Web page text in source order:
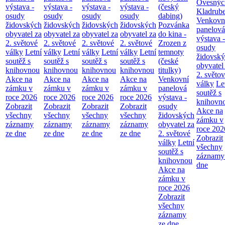
výstava -
osudy
židovských
obyvatel za
2. světové
války Letní
soutěž s
knihovnou
Akce na
zámku v
roce 2026
Zobrazit
všechny
záznamy
ze dne
výstava -
osudy
židovských
obyvatel za
2. světové
války Letní
soutěž s
knihovnou
Akce na
zámku v
roce 2026
Zobrazit
všechny
záznamy
ze dne
výstava -
osudy
židovských
obyvatel za
2. světové
války Letní
soutěž s
knihovnou
Akce na
zámku v
roce 2026
Zobrazit
všechny
záznamy
ze dne
výstava -
osudy
židovských
obyvatel za
2. světové
války Letní
soutěž s
knihovnou
Akce na
zámku v
roce 2026
Zobrazit
všechny
záznamy
ze dne
(český
dabing)
Pozvánka
do kina -
Zrozen z
temnoty
(české
titulky)
Venkovní
panelová
výstava -
osudy
židovských
obyvatel za
2. světové
války Letní
soutěž s
knihovnou
Akce na
zámku v
roce 2026
Zobrazit
všechny
záznamy
panelová
výstava -
osudy
obyvatel
2.
války
soutěž s
Akce na
zámku v
roce
Zobrazit
všechny
dne